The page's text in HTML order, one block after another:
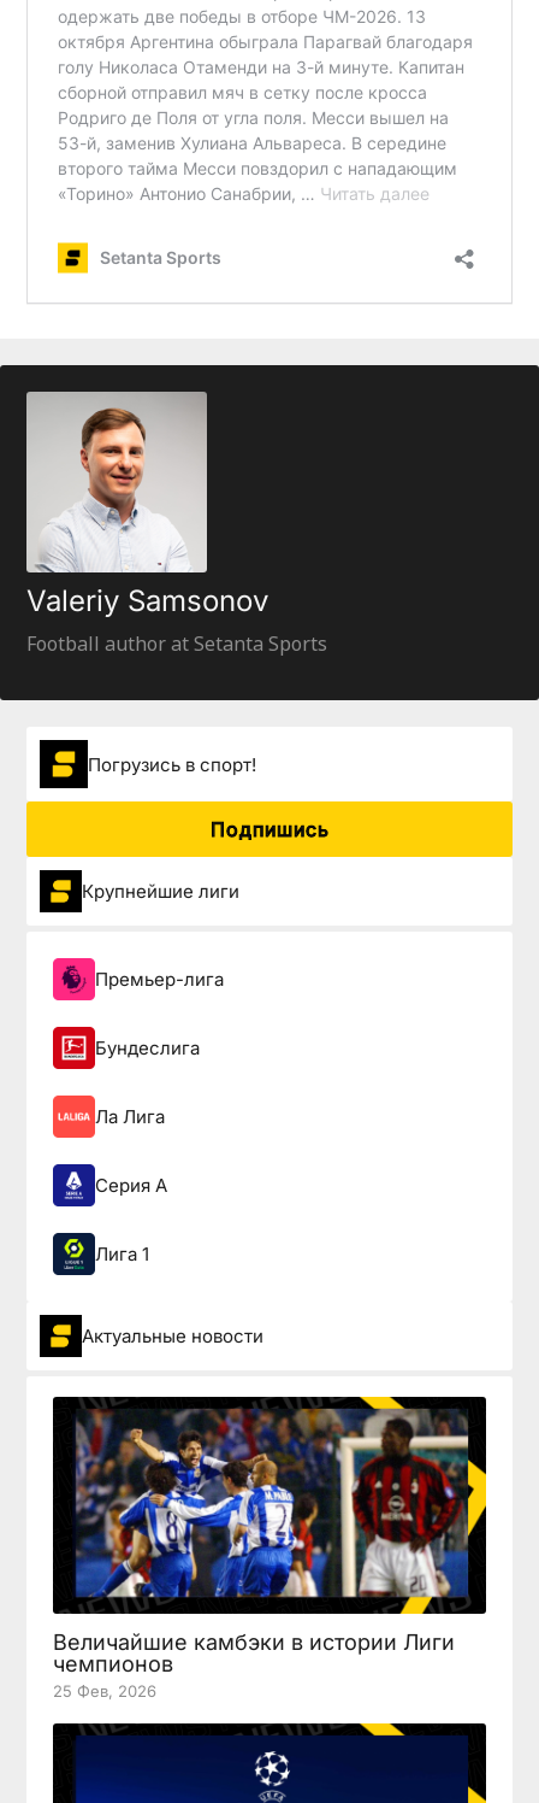
Valeriy Samsonov
Football author at Setanta Sports
Погрузиcь в спорт!
Подпишись
Крупнейшие лиги
Премьер-лига
Бундеслига
Ла Лига
Серия А
Лига 1
Актуальные новости
Величайшие камбэки в истории Лиги
чемпионов
25 Фев, 2026